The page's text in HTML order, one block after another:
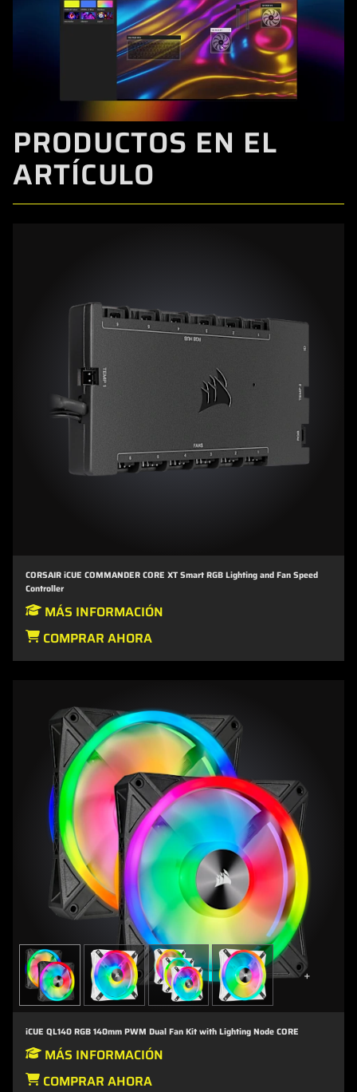
PRODUCTOS EN EL
ARTÍCULO
CORSAIR iCUE COMMANDER CORE XT Smart RGB Lighting and Fan Speed
Controller
MÁS INFORMACIÓN
COMPRAR AHORA
+
iCUE QL140 RGB 140mm PWM Dual Fan Kit with Lighting Node CORE
MÁS INFORMACIÓN
COMPRAR AHORA